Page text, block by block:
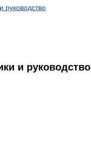
руководство
и руководство